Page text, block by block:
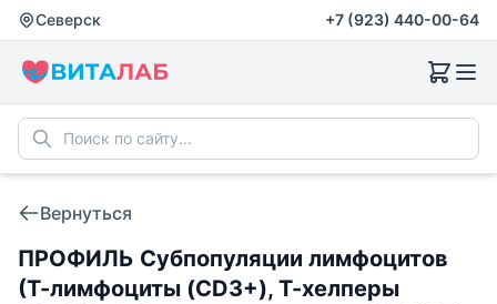
Северск +7 (923) 440-00-64
Вернуться
ПРОФИЛЬ Субпопуляции лимфоцитов
(Т-лимфоциты (CD3+), Т-хелперы